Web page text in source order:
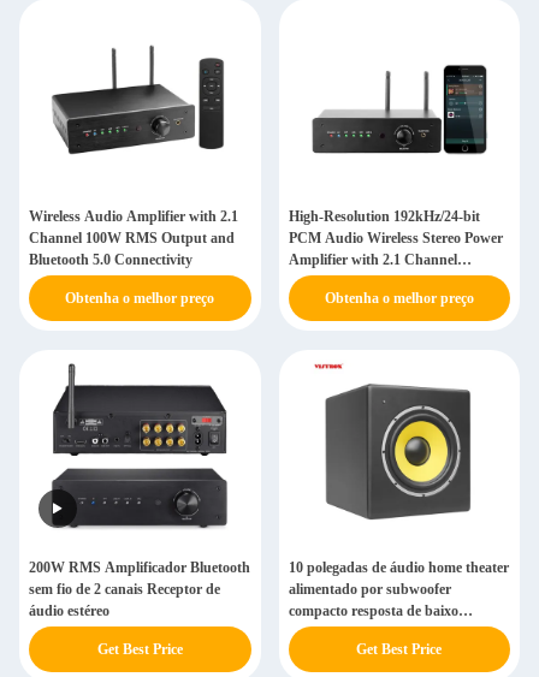
Wireless Audio Amplifier with 2.1
Channel 100W RMS Output and
Bluetooth 5.0 Connectivity
Obtenha o melhor preço
High-Resolution 192kHz/24-bit
PCM Audio Wireless Stereo Power
Amplifier with 2.1 Channel
Configuration and 100W RMS
OutputObtenha o melhor preço
200W RMS Amplificador Bluetooth
sem fio de 2 canais Receptor de
áudio estéreo
Get Best Price
10 polegadas de áudio home theater
alimentado por subwoofer
compacto resposta de baixo
profundo
Get Best Price